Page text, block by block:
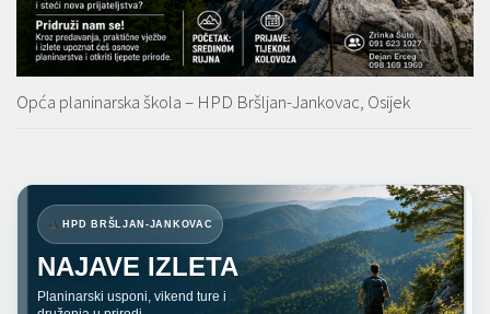
Opća planinarska škola – HPD Bršljan-Jankovac, Osijek
HPD BRŠLJAN-JANKOVAC
NAJAVE IZLETA
Planinarski usponi, vikend ture i